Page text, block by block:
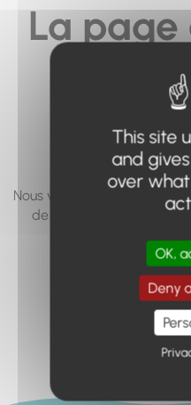
La
vous
pas...
Nous vous invitons à
de page, ou à utiliser le
Retour
This site
and
over
OK,
Deny